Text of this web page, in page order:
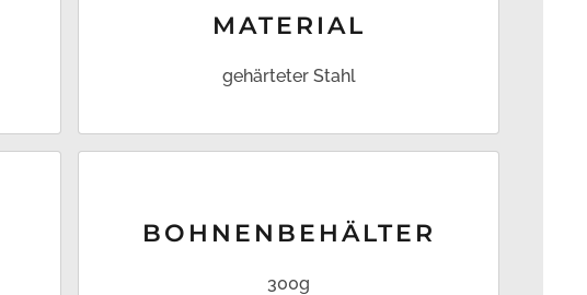
MATERIAL
gehärteter Stahl
BOHNEN­BEHÄLTER
300g